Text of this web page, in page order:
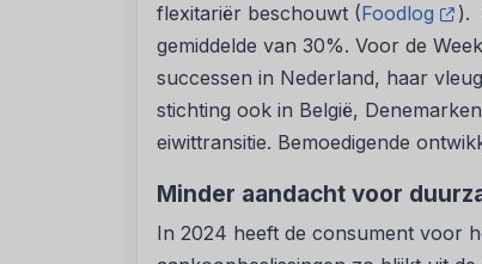
flexitariër beschouwt (Foodlog
).
gemiddelde van 30%. Voor de
successen in Nederland, haar
stichting ook in België,
eiwittransitie. Bemoedigende
Minder aandacht voor
In 2024 heeft de consument voor